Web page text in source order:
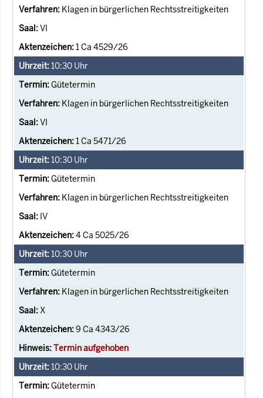
Klagen in bürgerlichen Rechtsstreitigkeiten
VI
1 Ca 4529/26
10:30 Uhr
Gütetermin
Klagen in bürgerlichen Rechtsstreitigkeiten
VI
1 Ca 5471/26
10:30 Uhr
Gütetermin
Klagen in bürgerlichen Rechtsstreitigkeiten
IV
4 Ca 5025/26
10:30 Uhr
Gütetermin
Klagen in bürgerlichen Rechtsstreitigkeiten
X
9 Ca 4343/26
Termin aufgehoben
10:30 Uhr
Gütetermin